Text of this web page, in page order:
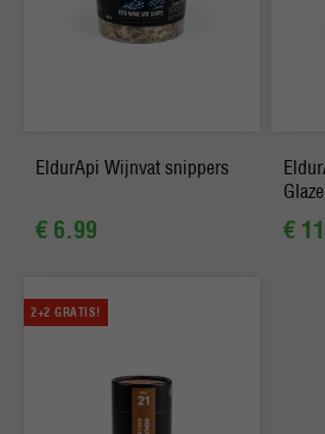
EldurApi Wijnvat snippers
€ 6.99
Glaze
€
2+2 GRATIS!